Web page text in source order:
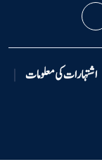
اشتہارات کی معلومات |